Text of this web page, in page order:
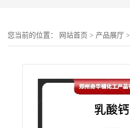
您当前的位置： 网站首页 > 产品展厅 >